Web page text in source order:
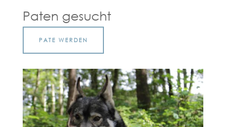
Paten gesucht
PATE WERDEN